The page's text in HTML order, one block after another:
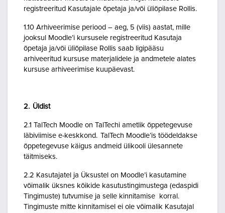
registreeritud Kasutajale õpetaja ja/või üliõpilase Rollis.
1.10 Arhiveerimise periood – aeg, 5 (viis) aastat, mille
jooksul Moodle’i kursusele registreeritud Kasutaja
õpetaja ja/või üliõpilase Rollis saab ligipääsu
arhiveeritud kursuse materjalidele ja andmetele alates
kursuse arhiveerimise kuupäevast.
2. Üldist
2.1 TalTech Moodle on TalTechi ametlik õppetegevuse
läbiviimise e-keskkond. TalTech Moodle’is töödeldakse
õppetegevuse käigus andmeid ülikooli ülesannete
täitmiseks.
2.2 Kasutajatel ja Üksustel on Moodle’i kasutamine
võimalik üksnes kõikide kasutustingimustega (edaspidi
Tingimuste) tutvumise ja selle kinnitamise korral.
Tingimuste mitte kinnitamisel ei ole võimalik Kasutajal